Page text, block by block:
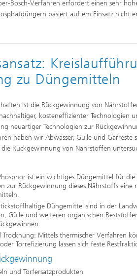
Bosch-Verfahren erfordert einen sehr
basiert auf em Einsatz nicht
zu Düngemitteln
ist die Rückgewinnung von
kosteneffizienter Technologien
neuartiger Technologien zur
haben wir Abwasser, Gülle und
Rückgewinnung von Nährstoffen
ist ein wichtiges Düngemittel für
zur Rückgewinnung dieses Nährstoffs
Düngemittel sind in der
Gülle und weiteren organischen
Trocknung: Mittels thermischer Verfahren
Torrefizierung lassen sich feste
und Torfersatzprodukten